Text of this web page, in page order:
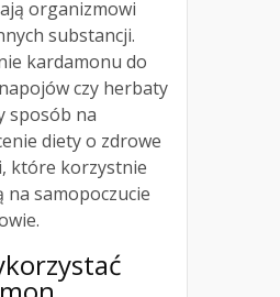
organizmowi
substancji.
kardamonu do
czy herbaty
sposób na
diety o zdrowe
które korzystnie
na samopoczucie